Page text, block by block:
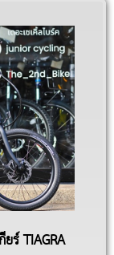
ร์ TIAGRA